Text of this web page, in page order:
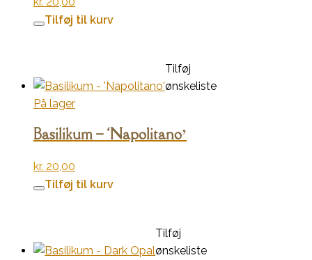
Tilføj til kurv
Tilføj
ønskeliste
På lager
Basilikum – ‘Napolitano’
kr. 20,00
Tilføj til kurv
Tilføj
ønskeliste